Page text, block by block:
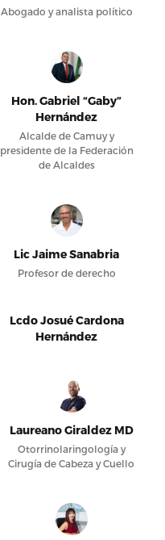
Abogado y analista político
Hon. Gabriel “Gaby”
Hernández
Alcalde de Camuy y
presidente de la Federación
de Alcaldes
Lic Jaime Sanabria
Profesor de derecho
Lcdo Josué Cardona
Hernández
Laureano Giraldez MD
Otorrinolaringología y
Cirugía de Cabeza y Cuello